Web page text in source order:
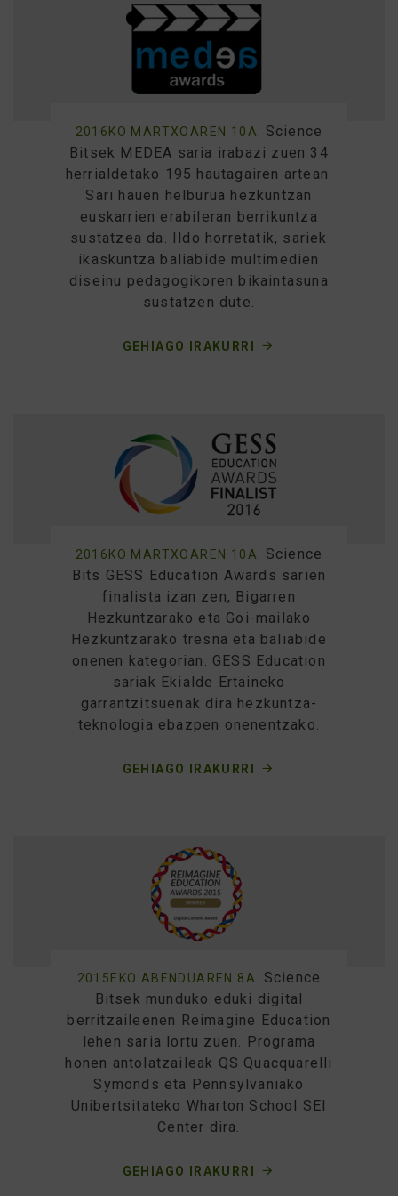
2016KO MARTXOAREN 10A. Science
Bitsek MEDEA saria irabazi zuen 34
herrialdetako 195 hautagairen artean.
Sari hauen helburua hezkuntzan
euskarrien erabileran berrikuntza
sustatzea da. Ildo horretatik, sariek
ikaskuntza baliabide multimedien
diseinu pedagogikoren bikaintasuna
sustatzen dute.
GEHIAGO IRAKURRI
2016KO MARTXOAREN 10A. Science
Bits GESS Education Awards sarien
finalista izan zen, Bigarren
Hezkuntzarako eta Goi-mailako
Hezkuntzarako tresna eta baliabide
onenen kategorian. GESS Education
sariak Ekialde Ertaineko
garrantzitsuenak dira hezkuntza-
teknologia ebazpen onenentzako.
GEHIAGO IRAKURRI
2015EKO ABENDUAREN 8A. Science
Bitsek munduko eduki digital
berritzaileenen Reimagine Education
lehen saria lortu zuen. Programa
honen antolatzaileak QS Quacquarelli
Symonds eta Pennsylvaniako
Unibertsitateko Wharton School SEI
Center dira.
GEHIAGO IRAKURRI